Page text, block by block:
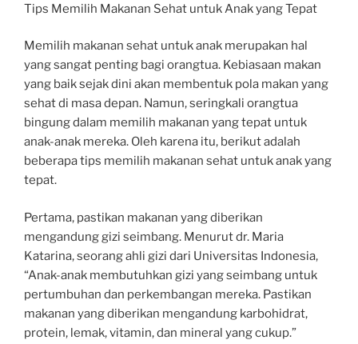
Tips Memilih Makanan Sehat untuk Anak yang Tepat
Memilih makanan sehat untuk anak merupakan hal
yang sangat penting bagi orangtua. Kebiasaan makan
yang baik sejak dini akan membentuk pola makan yang
sehat di masa depan. Namun, seringkali orangtua
bingung dalam memilih makanan yang tepat untuk
anak-anak mereka. Oleh karena itu, berikut adalah
beberapa tips memilih makanan sehat untuk anak yang
tepat.
Pertama, pastikan makanan yang diberikan
mengandung gizi seimbang. Menurut dr. Maria
Katarina, seorang ahli gizi dari Universitas Indonesia,
“Anak-anak membutuhkan gizi yang seimbang untuk
pertumbuhan dan perkembangan mereka. Pastikan
makanan yang diberikan mengandung karbohidrat,
protein, lemak, vitamin, dan mineral yang cukup.”